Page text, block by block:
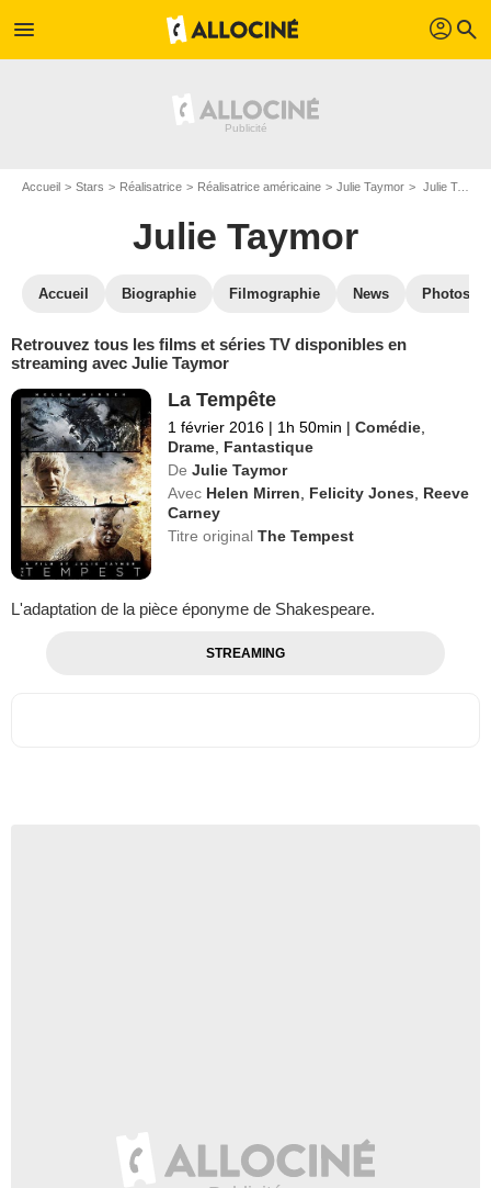
menu profil search
Accueil Stars Réalisatrice Réalisatrice américaine Julie Taymor Julie Taymor : Films et séries online
Julie Taymor
Accueil Biographie Filmographie News Photos
Retrouvez tous les films et séries TV disponibles en
streaming avec Julie Taymor
La Tempête
1 février 2016 | 1h 50min | Comédie
Drame Fantastique
De Julie Taymor
Avec Helen Mirren Felicity Jones
Reeve
Carney
Titre originalThe Tempest
L'adaptation de la pièce éponyme de Shakespeare.
STREAMING